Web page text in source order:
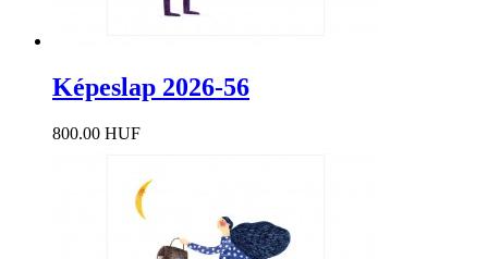
Képeslap 2026-56
800.00 HUF